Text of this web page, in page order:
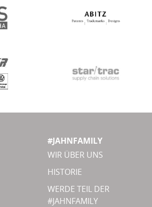
#JAHNFAMILY
WIR ÜBER UNS
HISTORIE
WERDE TEIL DER
#JAHNFAMILY